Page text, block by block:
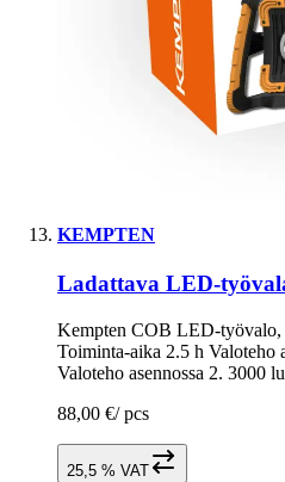
KEMPTEN
Ladattava LED-
Kempten COB LED-työvalo,
Toiminta-aika 2.5 h Valoteho
Valoteho asennossa 2. 3000
88,00 €/ pcs
25,5 % VAT